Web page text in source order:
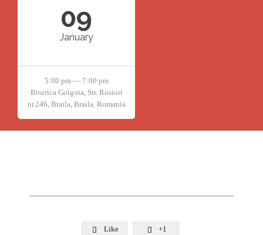
09
January
5:00 pm — 7:00 pm
Biserica Golgota, Str. Rosiori
nr.246, Braila, Braila, Romania
 Like  +1